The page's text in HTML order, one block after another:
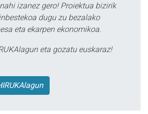
izanez gero! Proiektua bizirik
dugu zu bezalako
eta ekarpen ekonomikoa.
eta gozatu euskaraz!